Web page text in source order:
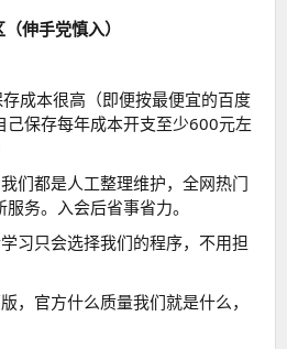
伸手党慎入）
成本很高（即便按最便宜的百度
己保存每年成本开支至少600元左
们都是人工整理维护，全网热门
务。入会后省事省力。
习只会选择我们的程序，不用担
，官方什么质量我们就是什么，